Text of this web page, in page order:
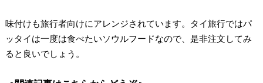
味付けも旅行者向けにアレンジされています。タイ旅行ではパ
ッタイは一度は食べたいソウルフードなので、是非注文してみ
ると良いでしょう。